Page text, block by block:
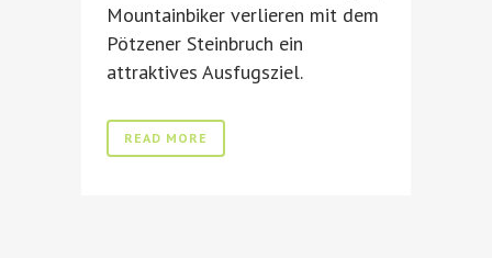
Mountainbiker verlieren mit dem
Pötzener Steinbruch ein
attraktives Ausfugsziel.
READ MORE